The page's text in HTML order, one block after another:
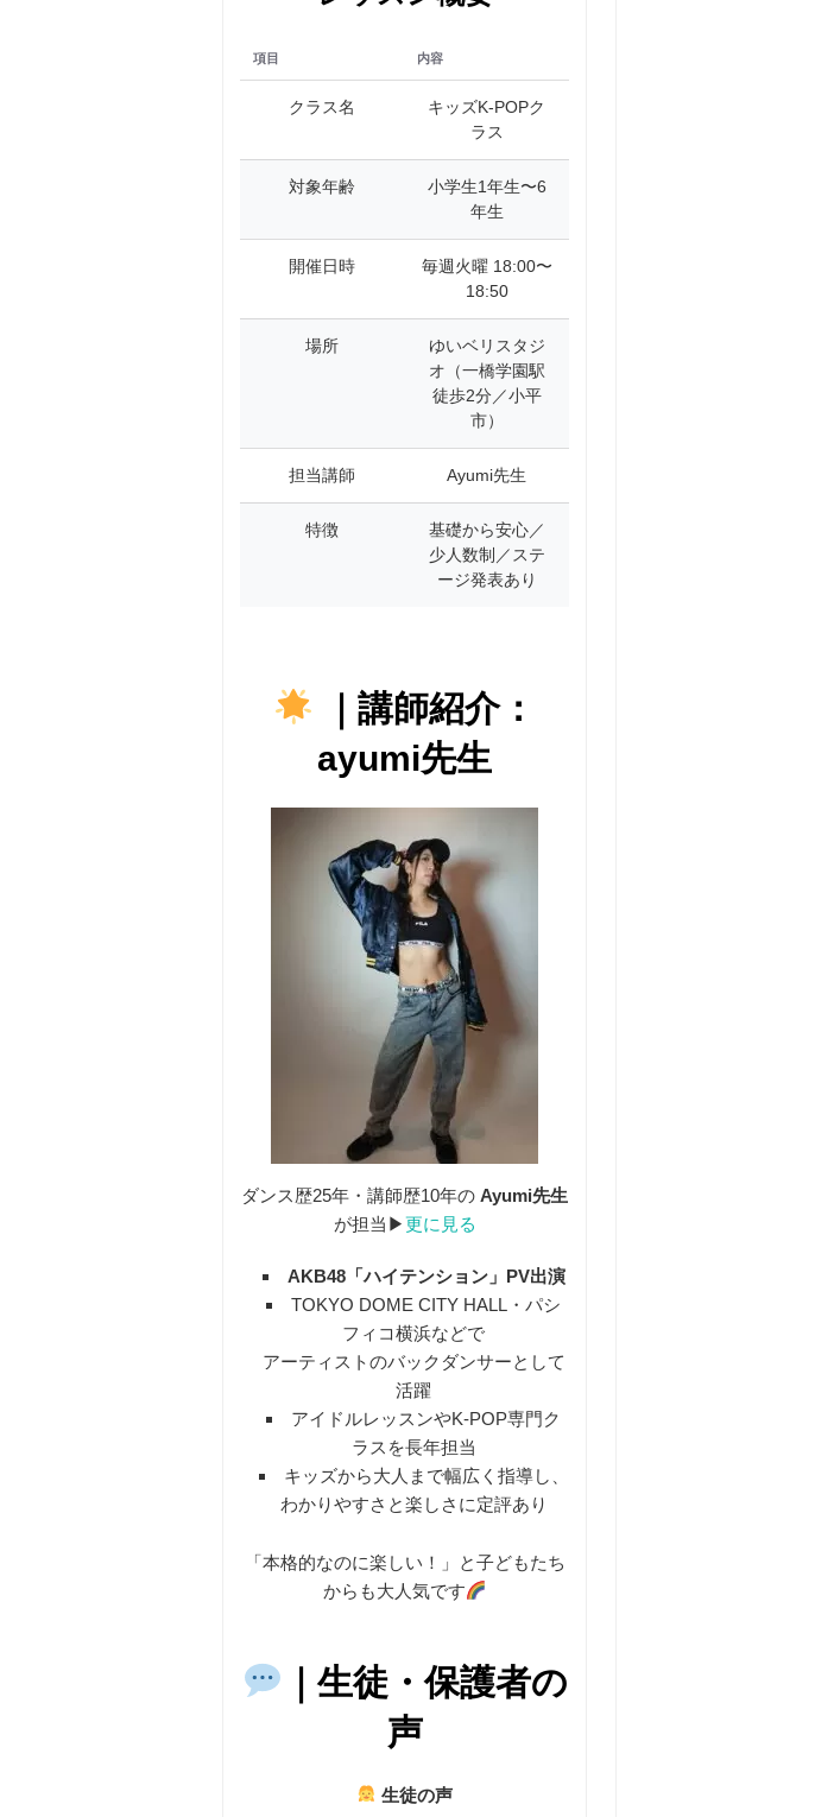
項目 内容
クラス名
キッズK-POPク
ラス
対象年齢
小学生1年生〜6
年生
開催日時
毎週火曜 18:00〜
18:50
場所
ゆいベリスタジ
オ（一橋学園駅
徒歩2分／小平
市）
担当講師 Ayumi先生
特徴
基礎から安心／
少人数制／ステ
ージ発表あり
｜講師紹介：
ayumi先生
ダンス歴25年・講師歴10年のAyumi先生
が担当▶︎更に見る
AKB48「ハイテンション」PV出演
TOKYO DOME CITY HALL・パシ
フィコ横浜などで
アーティストのバックダンサーとして
活躍
アイドルレッスンやK-POP専門ク
ラスを長年担当
キッズから大人まで幅広く指導し、
わかりやすさと楽しさに定評あり
「本格的なのに楽しい！」と子どもたち
からも大人気です
｜生徒・保護者の
声
生徒の声